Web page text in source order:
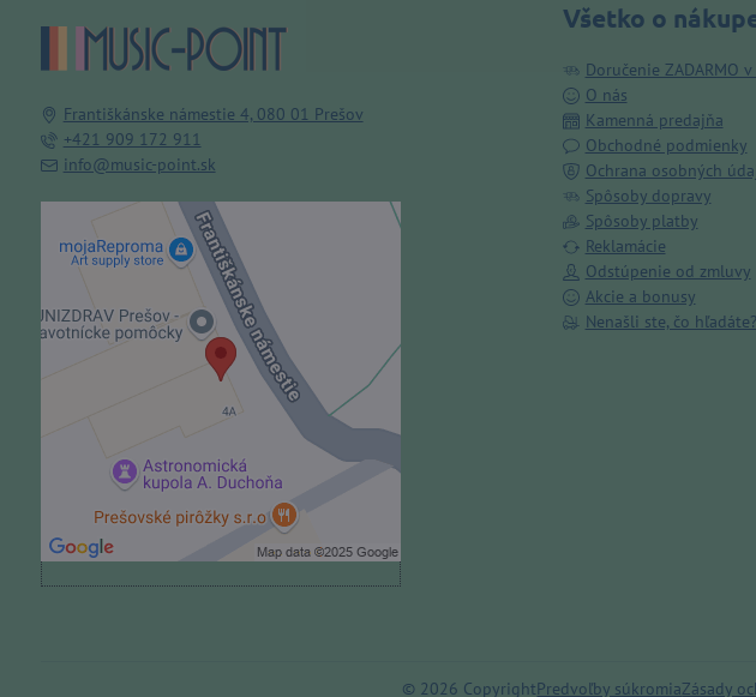
Františkánske námestie 4, 080 01 Prešov
+421 909 172 911
info@music-point.sk
Externý obsah je blokovaný
Voľbami súkromia
Prajete si načítať externý obsah?
Povoliť tentokrát
Povoliť a zapamätať - súhlas s
druhom cookie: Funkčné
Otvoriť obsah v novom okne
Všetko o
Doručenie ZADARMO v
O nás
Kamenná predajňa
Obchodné podmienky
Ochrana osobných
Spôsoby dopravy
Spôsoby platby
Reklamácie
Odstúpenie od zmluvy
Akcie a bonusy
Nenašli ste, čo hľadáte?
© 2026 CopyrightPredvoľby súkromiaZásady